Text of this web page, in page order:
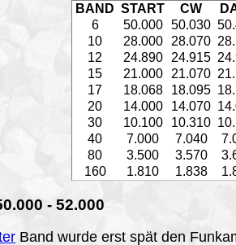
BAND START CW
6
50.000 50.030
10
28.000 28.070
12
24.890 24.915
15
21.000 21.070
17
18.068 18.095
20
14.000 14.070
30
10.100 10.310
40
7.000 7.040
80
3.500 3.570
160
1.810 1.838
- 52.000
Band wurde erst spät den